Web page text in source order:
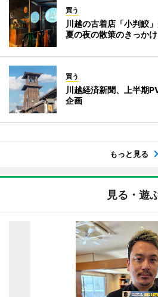
買う
川越の古着店「小判鮫
夏の夜の散策のきっか
買う
川越経済新聞、上半期
企画
もっと見る
見る・遊